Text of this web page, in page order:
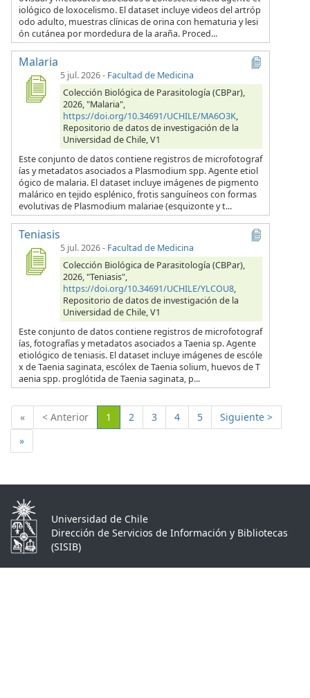
iológico de loxocelismo. El dataset incluye videos del artróp
odo adulto, muestras clínicas de orina con hematuria y lesi
ón cutánea por mordedura de la araña. Proced...
Malaria
5 jul. 2026- Facultad de Medicina
Colección Biológica de Parasitología (CBPar),
2026, "Malaria",
https://doi.org/10.34691/UCHILE/MA6O3K,
Repositorio de datos de investigación de la
Universidad de Chile, V1
Este conjunto de datos contiene registros de microfotograf
ías y metadatos asociados a Plasmodium spp. Agente etiol
ógico de malaria. El dataset incluye imágenes de pigmento
malárico en tejido esplénico, frotis sanguíneos con formas
evolutivas de Plasmodium malariae (esquizonte y t...
Teniasis
5 jul. 2026- Facultad de Medicina
Colección Biológica de Parasitología (CBPar),
2026, "Teniasis",
https://doi.org/10.34691/UCHILE/YLCOU8,
Repositorio de datos de investigación de la
Universidad de Chile, V1
Este conjunto de datos contiene registros de microfotograf
ías, fotografías y metadatos asociados a Taenia sp. Agente
etiológico de teniasis. El dataset incluye imágenes de escóle
x de Taenia saginata, escólex de Taenia solium, huevos de T
aenia spp. proglótida de Taenia saginata, p...
« < Anterior 1 (Actual)
2 3 4 5
Siguiente >
»
Universidad de Chile
Dirección de Servicios de Información y Bibliotecas
(SISIB)